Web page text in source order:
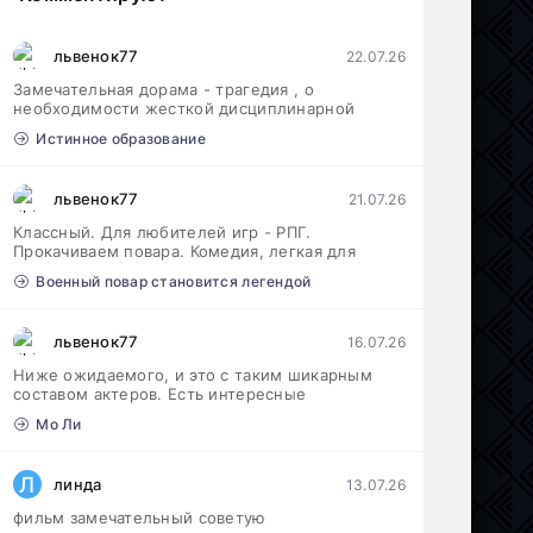
львенок77 22.07.26
Замечательная дорама - трагедия , о
необходимости жесткой дисциплинарной
Истинное образование
львенок77 21.07.26
Классный. Для любителей игр - РПГ.
Прокачиваем повара. Комедия, легкая для
Военный повар становится легендой
львенок77 16.07.26
Ниже ожидаемого, и это с таким шикарным
составом актеров. Есть интересные
Мо Ли
Л линда 13.07.26
фильм замечательный советую